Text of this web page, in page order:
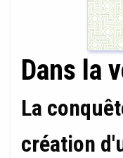
Dans la
La
création